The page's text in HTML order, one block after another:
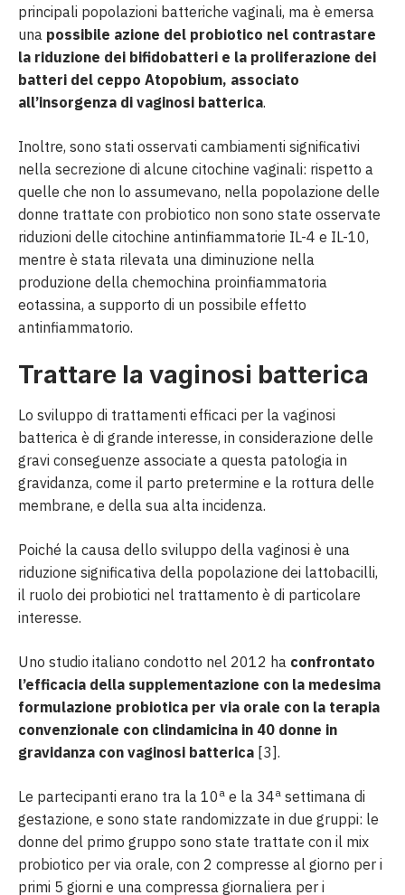
principali popolazioni batteriche vaginali, ma è emersa
una possibile azione del probiotico nel contrastare
la riduzione dei bifidobatteri e la proliferazione dei
batteri del ceppo Atopobium, associato
all’insorgenza di vaginosi batterica.
Inoltre, sono stati osservati cambiamenti significativi
nella secrezione di alcune citochine vaginali: rispetto a
quelle che non lo assumevano, nella popolazione delle
donne trattate con probiotico non sono state osservate
riduzioni delle citochine antinfiammatorie IL-4 e IL-10,
mentre è stata rilevata una diminuzione nella
produzione della chemochina proinfiammatoria
eotassina, a supporto di un possibile effetto
antinfiammatorio.
Trattare la vaginosi batterica
Lo sviluppo di trattamenti efficaci per la vaginosi
batterica è di grande interesse, in considerazione delle
gravi conseguenze associate a questa patologia in
gravidanza, come il parto pretermine e la rottura delle
membrane, e della sua alta incidenza.
Poiché la causa dello sviluppo della vaginosi è una
riduzione significativa della popolazione dei lattobacilli,
il ruolo dei probiotici nel trattamento è di particolare
interesse.
Uno studio italiano condotto nel 2012 ha confrontato
l’efficacia della supplementazione con la medesima
formulazione probiotica per via orale con la terapia
convenzionale con clindamicina in 40 donne in
gravidanza con vaginosi batterica [3].
Le partecipanti erano tra la 10 a e la 34a settimana di
gestazione, e sono state randomizzate in due gruppi: le
donne del primo gruppo sono state trattate con il mix
probiotico per via orale, con 2 compresse al giorno per i
primi 5 giorni e una compressa giornaliera per i